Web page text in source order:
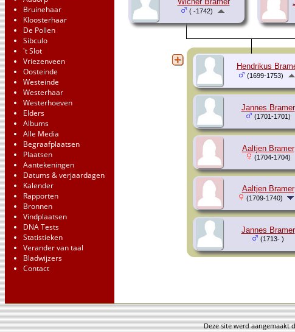
Bruinehaar
Kloosterhaar
De Pollen
Sibculo
't Slot
Vriezenveen
Oosteinde
Westeinde
Westerhaar
Westerhoeven
Elders
Albums
Alle Media
Begraafplaatsen
Plaatsen
Aantekeningen
Datums & verjaardagen
Kalender
Rapporten
Bronnen
Vindplaatsen
DNA Tests
Statistieken
Verander van taal
Bladwijzers
Contact
( -1742)
Jannes Bramer
(1701-1701)
Aaltjen Bramer
(1704-1704)
Aaltjen Bramer
(1709-1740)
Jannes Bramer
(1713- )
Hendrikus
(1699-1753)
Deze site werd aangemaakt